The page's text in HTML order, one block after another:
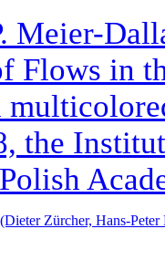
Meier-
Flows in
the
Zürcher, Hans-